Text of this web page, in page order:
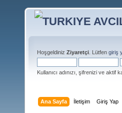
Hoşgeldiniz Ziyaretçi . Lütfen giriş
Kullanıcı adınızı, şifrenizi ve aktif
Ana Sayfa İletişim Giriş Yap